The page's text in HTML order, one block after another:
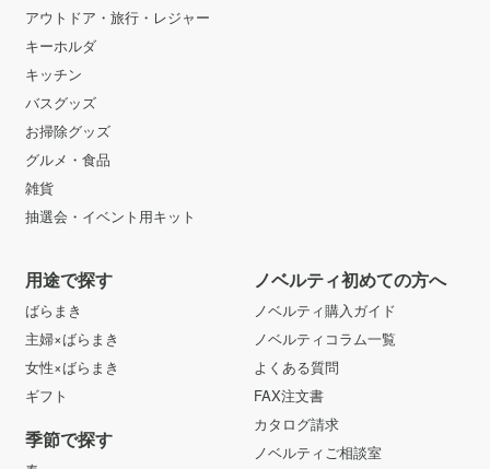
アウトドア・旅行・レジャー
キーホルダ
キッチン
バスグッズ
お掃除グッズ
グルメ・食品
雑貨
抽選会・イベント用キット
用途で探す
ばらまき
主婦×ばらまき
女性×ばらまき
ギフト
季節で探す
ノベルティ初めての方へ
ノベルティ購入ガイド
ノベルティコラム一覧
よくある質問
FAX注文書
カタログ請求
ノベルティご相談室